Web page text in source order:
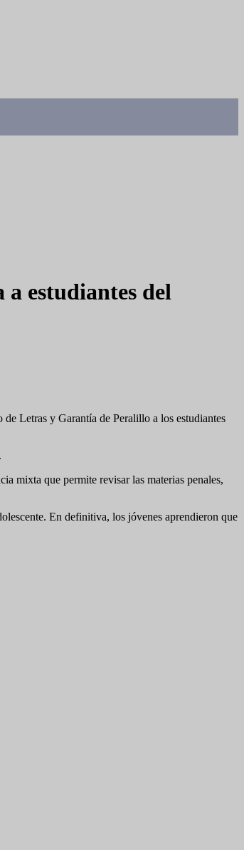
estudiantes del
Letras y Garantía de Peralillo a los estudiantes
mixta que permite revisar las materias penales,
En definitiva, los jóvenes aprendieron que